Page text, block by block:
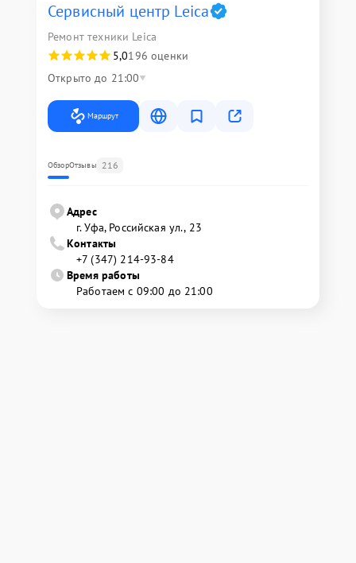
Сервисный центр Leica
Ремонт техники Leica
5,0196 оценки
Открыто до 21:00
Маршрут
ОбзорОтзывы 216
Адрес
г. Уфа, Российская ул., 23
Контакты
+7 (347) 214-93-84
Время работы
Работаем с 09:00 до 21:00